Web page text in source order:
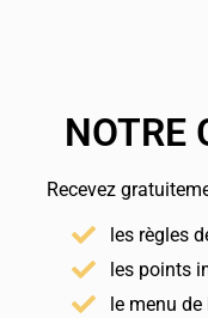
NOTRE
Recevez
les règles
les points
le menu